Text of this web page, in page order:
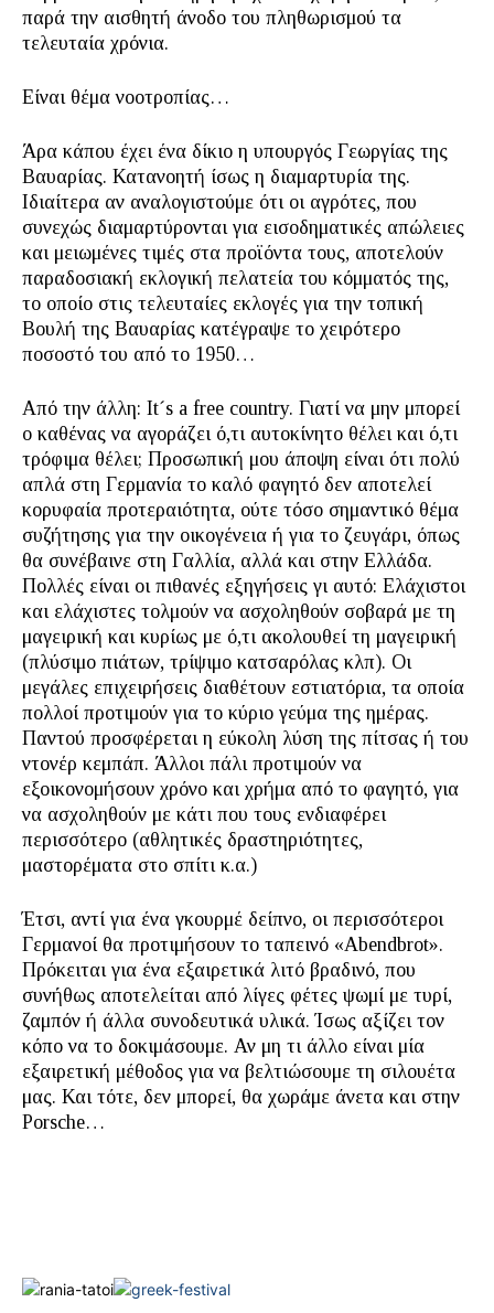
παρά την αισθητή άνοδο του πληθωρισμού τα
τελευταία χρόνια.
Είναι θέμα νοοτροπίας…
Άρα κάπου έχει ένα δίκιο η υπουργός Γεωργίας της
Βαυαρίας. Κατανοητή ίσως η διαμαρτυρία της.
Ιδιαίτερα αν αναλογιστούμε ότι οι αγρότες, που
συνεχώς διαμαρτύρονται για εισοδηματικές απώλειες
και μειωμένες τιμές στα προϊόντα τους, αποτελούν
παραδοσιακή εκλογική πελατεία του κόμματός της,
το οποίο στις τελευταίες εκλογές για την τοπική
Βουλή της Βαυαρίας κατέγραψε το χειρότερο
ποσοστό του από το 1950…
Από την άλλη: Itˊs a free country. Γιατί να μην μπορεί
ο καθένας να αγοράζει ό,τι αυτοκίνητο θέλει και ό,τι
τρόφιμα θέλει; Προσωπική μου άποψη είναι ότι πολύ
απλά στη Γερμανία το καλό φαγητό δεν αποτελεί
κορυφαία προτεραιότητα, ούτε τόσο σημαντικό θέμα
συζήτησης για την οικογένεια ή για το ζευγάρι, όπως
θα συνέβαινε στη Γαλλία, αλλά και στην Ελλάδα.
Πολλές είναι οι πιθανές εξηγήσεις γι αυτό: Ελάχιστοι
και ελάχιστες τολμούν να ασχοληθούν σοβαρά με τη
μαγειρική και κυρίως με ό,τι ακολουθεί τη μαγειρική
(πλύσιμο πιάτων, τρίψιμο κατσαρόλας κλπ). Οι
μεγάλες επιχειρήσεις διαθέτουν εστιατόρια, τα οποία
πολλοί προτιμούν για το κύριο γεύμα της ημέρας.
Παντού προσφέρεται η εύκολη λύση της πίτσας ή του
ντονέρ κεμπάπ. Άλλοι πάλι προτιμούν να
εξοικονομήσουν χρόνο και χρήμα από το φαγητό, για
να ασχοληθούν με κάτι που τους ενδιαφέρει
περισσότερο (αθλητικές δραστηριότητες,
μαστορέματα στο σπίτι κ.α.)
Έτσι, αντί για ένα γκουρμέ δείπνο, οι περισσότεροι
Γερμανοί θα προτιμήσουν το ταπεινό «Abendbrot».
Πρόκειται για ένα εξαιρετικά λιτό βραδινό, που
συνήθως αποτελείται από λίγες φέτες ψωμί με τυρί,
ζαμπόν ή άλλα συνοδευτικά υλικά. Ίσως αξίζει τον
κόπο να το δοκιμάσουμε. Αν μη τι άλλο είναι μία
εξαιρετική μέθοδος για να βελτιώσουμε τη σιλουέτα
μας. Και τότε, δεν μπορεί, θα χωράμε άνετα και στην
Porsche…